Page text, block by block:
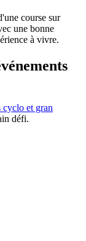
course sur
une bonne
à vivre.
cyclo et gran
défi.